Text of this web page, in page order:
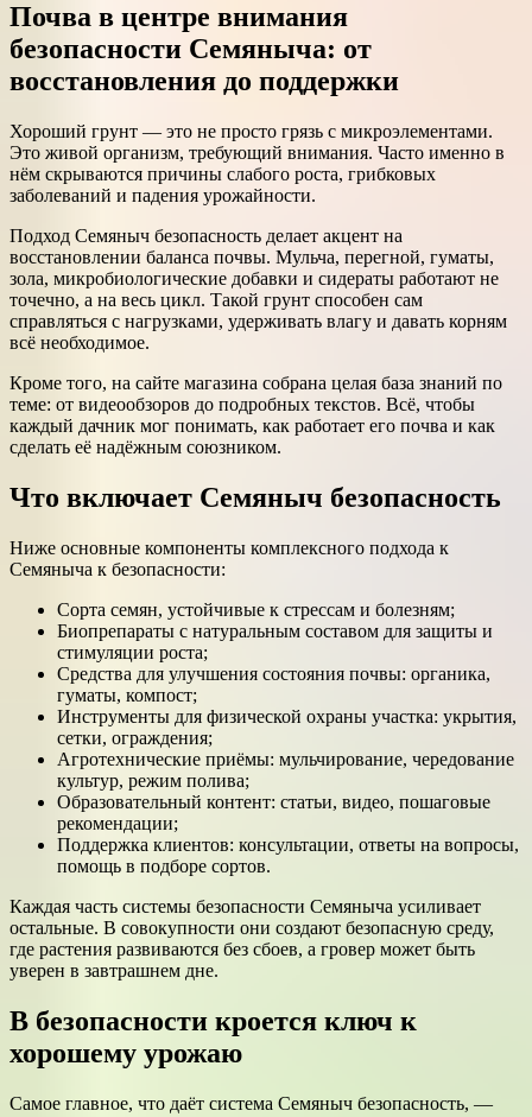
Почва в центре внимания
безопасности Семяныча: от
восстановления до поддержки
Хороший грунт — это не просто грязь с микроэлементами.
Это живой организм, требующий внимания. Часто именно в
нём скрываются причины слабого роста, грибковых
заболеваний и падения урожайности.
Подход Семяныч безопасность делает акцент на
восстановлении баланса почвы. Мульча, перегной, гуматы,
зола, микробиологические добавки и сидераты работают не
точечно, а на весь цикл. Такой грунт способен сам
справляться с нагрузками, удерживать влагу и давать корням
всё необходимое.
Кроме того, на сайте магазина собрана целая база знаний по
теме: от видеообзоров до подробных текстов. Всё, чтобы
каждый дачник мог понимать, как работает его почва и как
сделать её надёжным союзником.
Что включает Семяныч безопасность
Ниже основные компоненты комплексного подхода к
Семяныча к безопасности:
Сорта семян, устойчивые к стрессам и болезням;
Биопрепараты с натуральным составом для защиты и
стимуляции роста;
Средства для улучшения состояния почвы: органика,
гуматы, компост;
Инструменты для физической охраны участка: укрытия,
сетки, ограждения;
Агротехнические приёмы: мульчирование, чередование
культур, режим полива;
Образовательный контент: статьи, видео, пошаговые
рекомендации;
Поддержка клиентов: консультации, ответы на вопросы,
помощь в подборе сортов.
Каждая часть системы безопасности Семяныча усиливает
остальные. В совокупности они создают безопасную среду,
где растения развиваются без сбоев, а гровер может быть
уверен в завтрашнем дне.
В безопасности кроется ключ к
хорошему урожаю
Самое главное, что даёт система Семяныч безопасность, —